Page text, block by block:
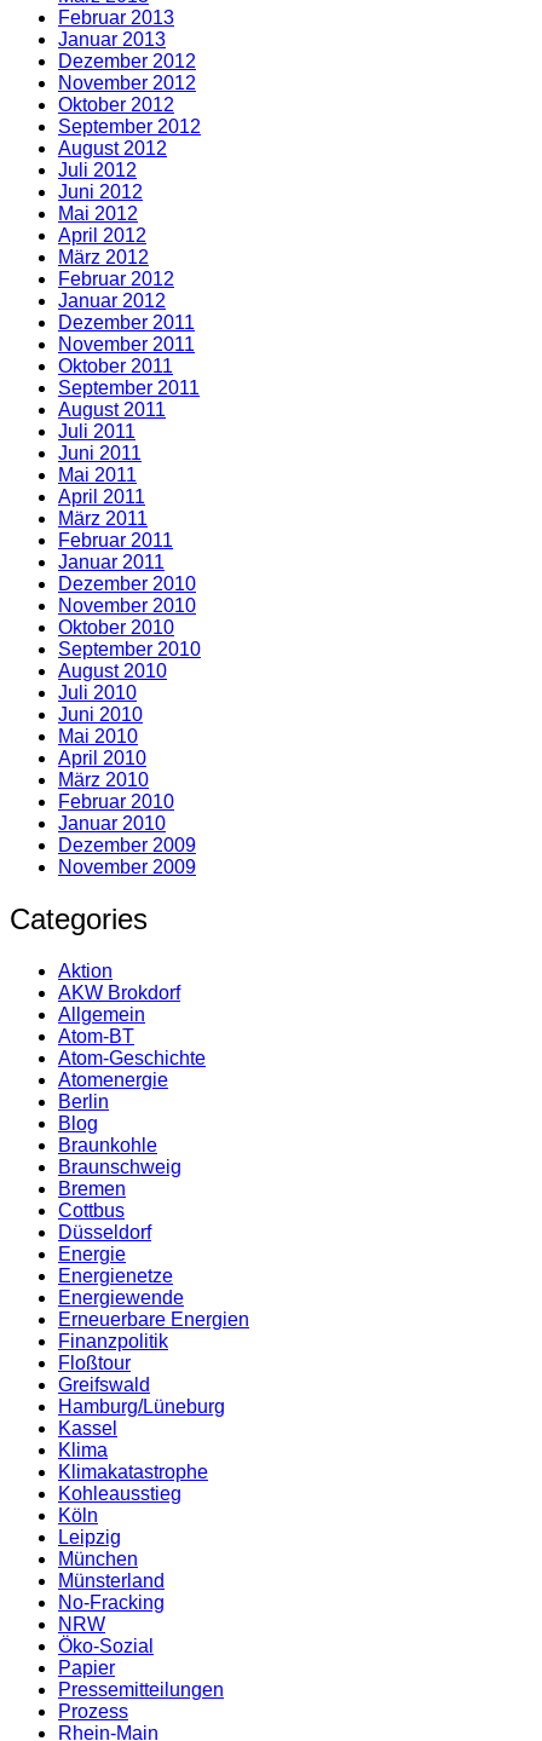
Februar 2013
Januar 2013
Dezember 2012
November 2012
Oktober 2012
September 2012
August 2012
Juli 2012
Juni 2012
Mai 2012
April 2012
März 2012
Februar 2012
Januar 2012
Dezember 2011
November 2011
Oktober 2011
September 2011
August 2011
Juli 2011
Juni 2011
Mai 2011
April 2011
März 2011
Februar 2011
Januar 2011
Dezember 2010
November 2010
Oktober 2010
September 2010
August 2010
Juli 2010
Juni 2010
Mai 2010
April 2010
März 2010
Februar 2010
Januar 2010
Dezember 2009
November 2009
Categories
Aktion
AKW Brokdorf
Allgemein
Atom-BT
Atom-Geschichte
Atomenergie
Berlin
Blog
Braunkohle
Braunschweig
Bremen
Cottbus
Düsseldorf
Energie
Energienetze
Energiewende
Erneuerbare Energien
Finanzpolitik
Floßtour
Greifswald
Hamburg/Lüneburg
Kassel
Klima
Klimakatastrophe
Kohleausstieg
Köln
Leipzig
München
Münsterland
No-Fracking
NRW
Öko-Sozial
Papier
Pressemitteilungen
Prozess
Rhein-Main